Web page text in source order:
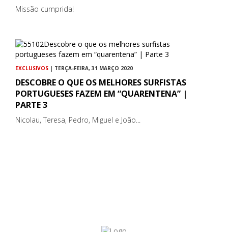
Missão cumprida!
EXCLUSIVOS | TERÇA-FEIRA, 31 MARÇO 2020
DESCOBRE O QUE OS MELHORES SURFISTAS
PORTUGUESES FAZEM EM “QUARENTENA” |
PARTE 3
Nicolau, Teresa, Pedro, Miguel e João...